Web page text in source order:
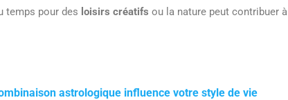
temps pour des loisirs créatifs ou la nature peut contribuer à
astrologique influence votre style de vie